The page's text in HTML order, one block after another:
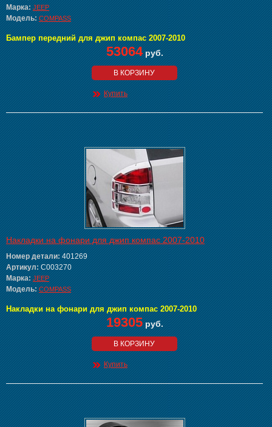
Марка: JEEP
Модель: COMPASS
Бампер передний для джип компас 2007-2010
53064руб.
В КОРЗИНУ
Купить
Накладки на фонари для джип компас 2007-2010
Номер детали: 401269
Артикул: C003270
Марка: JEEP
Модель: COMPASS
Накладки на фонари для джип компас 2007-2010
19305руб.
В КОРЗИНУ
Купить